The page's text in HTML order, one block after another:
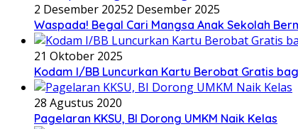
2 Desember 20252 Desember 2025
Waspada! Begal Cari Mangsa Anak Sekolah
21 Oktober 2025
Kodam I/BB Luncurkan Kartu Berobat Gratis
28 Agustus 2020
Pagelaran KKSU, BI Dorong UMKM Naik Kelas